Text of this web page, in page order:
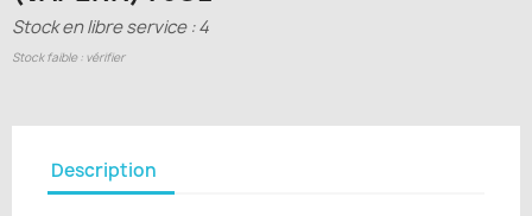
Stock en libre service : 4
Stock faible : vérifier
Description